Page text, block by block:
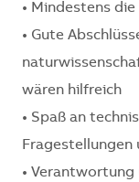
• Mindestens
• Gute
wären hilfreich
• Spaß an
•